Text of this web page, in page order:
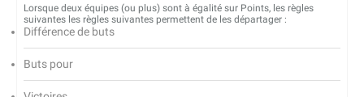
Lorsque deux équipes (ou plus) sont à égalité sur Points, les règles
suivantes les règles suivantes permettent de les départager :
Différence de buts
Buts pour